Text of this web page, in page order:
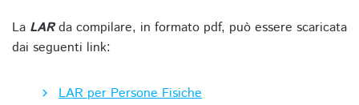
La LARda compilare, in formato pdf, può essere scaricata
dai seguenti link:
LAR per Persone Fisiche